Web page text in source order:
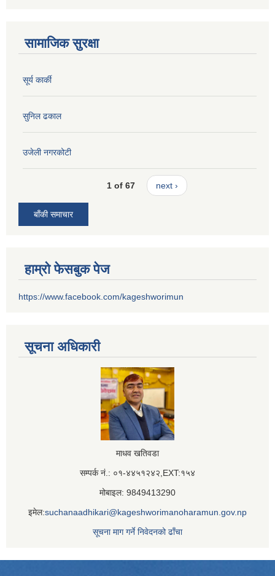
सामाजिक सुरक्षा
सूर्य कार्की
सुनिल ढकाल
उजेली नगरकोटी
1 of 67 next ›
बाँकी समाचार
हाम्रो फेसबुक पेज
https://www.facebook.com/kageshworimun
सूचना अधिकारी
माधव खतिवडा
सम्पर्क नं.: ०१-४४५१२४२,EXT:१५४
मोबाइल: 9849413290
इमेल:suchanaadhikari@kageshworimanoharamun.gov.np
सूचना माग गर्ने निवेदनको ढाँचा